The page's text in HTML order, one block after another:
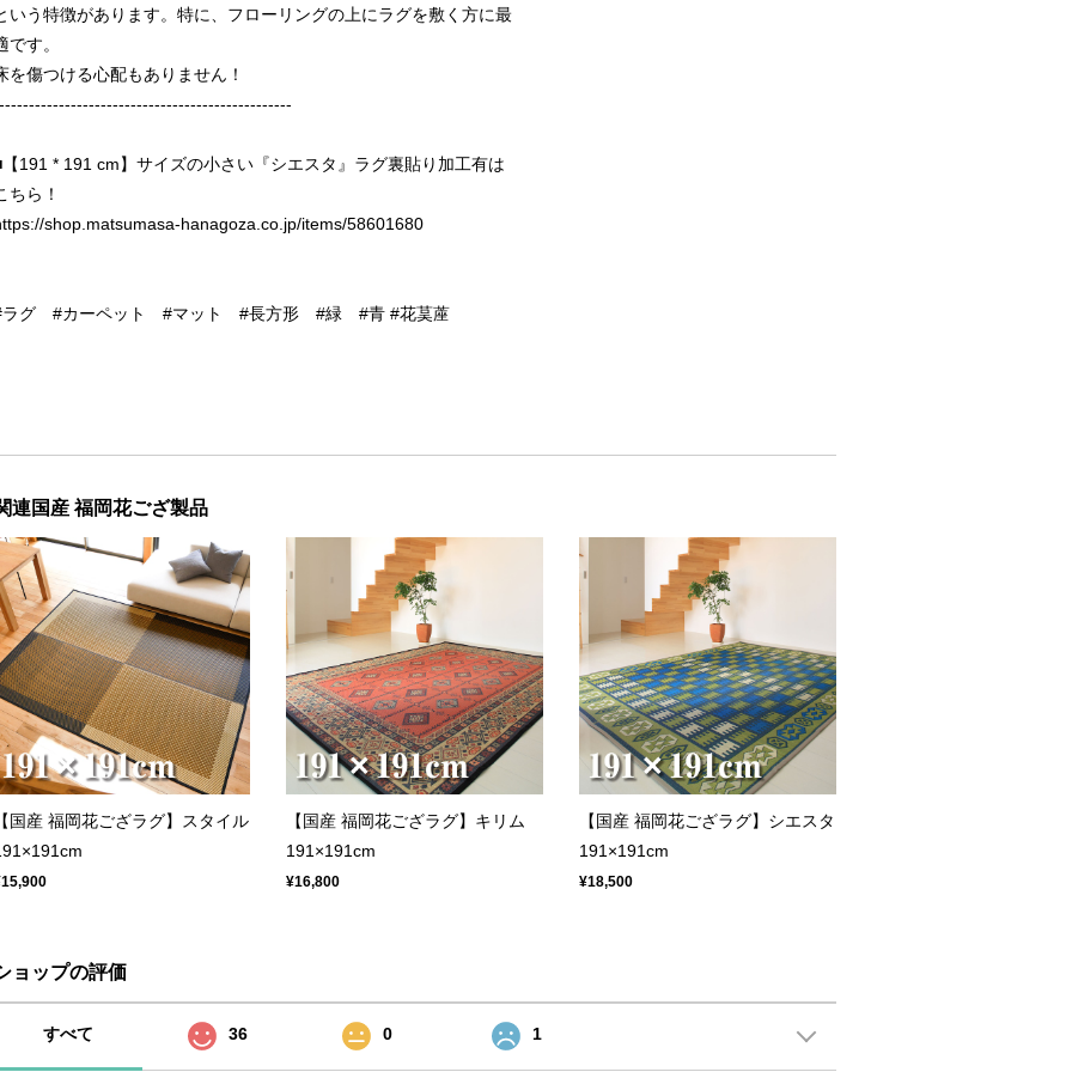
いう特徴があります。特に、フローリングの上にラグを敷く方に最
です。
を傷つける心配もありません！
191 * 191 cm】サイズの小さい『シエスタ』ラグ裏貼り加工有は
ちら！
shop.matsumasa-hanagoza.co.jp/items/58601680
ラグ #カーペット #マット #長方形 #緑 #青 #花茣蓙
連国産 福岡花ござ製品
国産 福岡花ござラグ】スタイル
【国産 福岡花ござラグ】キリム
191×191cm
¥16,800
【国産 福岡花ござラグ】シエスタ
191×191cm
¥18,500
ョップの評価
すべて 36 0 1